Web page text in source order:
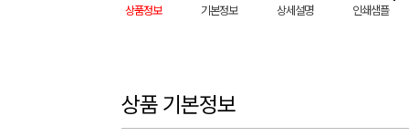
상품정보 기본정보 상세설명 인쇄샘플
상품 기본정보